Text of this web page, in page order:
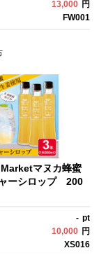
13,000 円
FW001
マヌカ蜂蜜
ーシロップ 200
- pt
10,000 円
XS016